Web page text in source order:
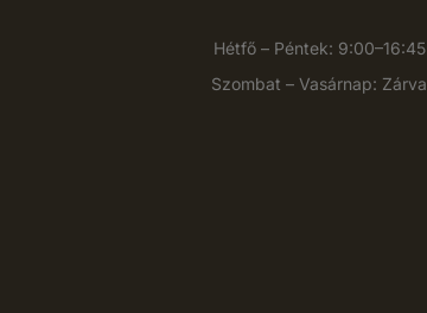
Hétfő – Péntek: 9:00–16:45
Szombat – Vasárnap: Zárva